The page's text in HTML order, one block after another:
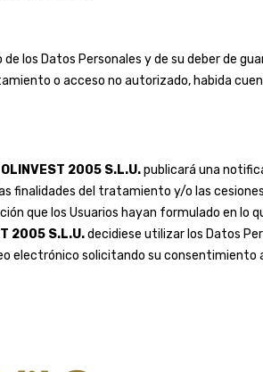
los Datos Personales y de su deber de
o acceso no autorizado, habida
OLINVEST 2005 S.L.U.publicará una
finalidades del tratamiento y/o las
que los Usuarios hayan formulado en lo
2005 S.L.U.decidiese utilizar los Datos
electrónico solicitando su consentimiento